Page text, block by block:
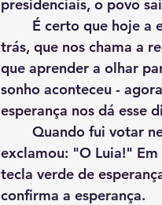
presidenciais, o povo
trás, que nos chama a
que aprender a olhar
sonho aconteceu -
esperança nos dá esse
exclamou: "O Luia!"
tecla verde de
confirma a esperança.